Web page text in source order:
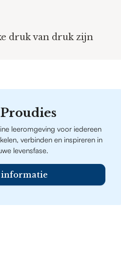
druk van druk zijn
leeromgeving voor iedereen
verbinden en inspireren in
levensfase.
informatie